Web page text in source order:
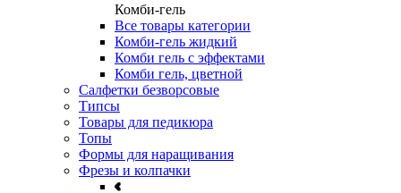
Комби-гель
Все товары категории
Комби-гель жидкий
Комби гель с эффектами
Комби гель, цветной
Салфетки безворсовые
Типсы
Товары для педикюра
Топы
Формы для наращивания
Фрезы и колпачки